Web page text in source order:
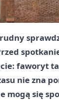
faworyt
nie zna
mogą się